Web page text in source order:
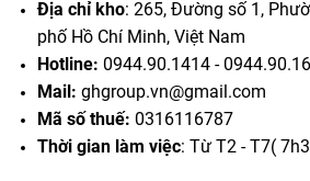
Địa chỉ kho: 265, Đường số 1,
phố Hồ Chí Minh, Việt Nam
Hotline: 0944.90.1414 -
Mail: ghgroup.vn@gmail.com
Mã số thuế: 0316116787
Thời gian làm việc: Từ T2 - T7(